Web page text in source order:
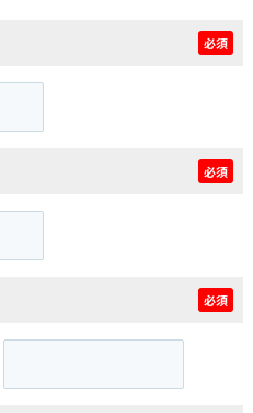
サイトマップ
必須
必須
必須